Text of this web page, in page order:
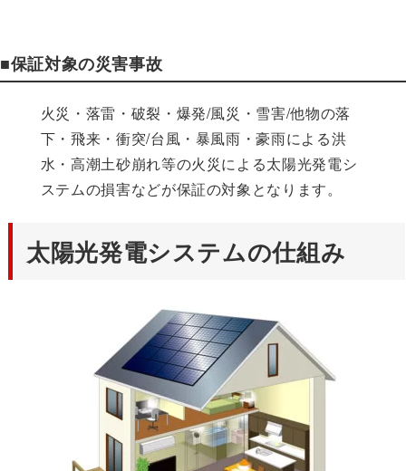
■保証対象の災害事故
火災・落雷・破裂・爆発/風災・雪害/他物の落
下・飛来・衝突/台風・暴風雨・豪雨による洪
水・高潮土砂崩れ等の火災による太陽光発電シ
ステムの損害などが保証の対象となります。
太陽光発電システムの仕組み